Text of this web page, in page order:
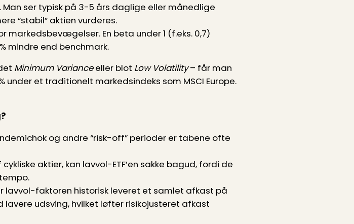
ser typisk på 3-5 års daglige eller månedlige
“stabil” aktien vurderes.
En beta under 1 (f.eks. 0,7)
mindre end benchmark.
Minimum Varianceeller blot Low Volatility– får man
et traditionelt markedsindeks som MSCI Europe.
og andre “risk-off” perioder er tabene ofte
aktier, kan lavvol-ETF’en sakke bagud, fordi de
lavvol-faktoren historisk leveret et samlet afkast på
udsving, hvilket løfter risikojusteret afkast